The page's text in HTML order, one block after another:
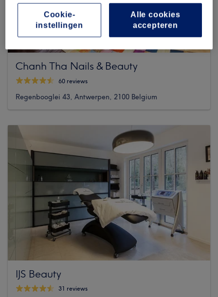
Chanh Tha Nails & Beauty
60 reviews
Regenbooglei 43, Antwerpen, 2100 Belgium
IJS Beauty
31 reviews
Alle cookies
accepteren
Cookie-
instellingen